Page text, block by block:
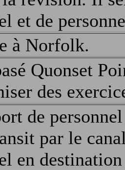
et de
à Norfolk.
Quonset
des
de
par le
en